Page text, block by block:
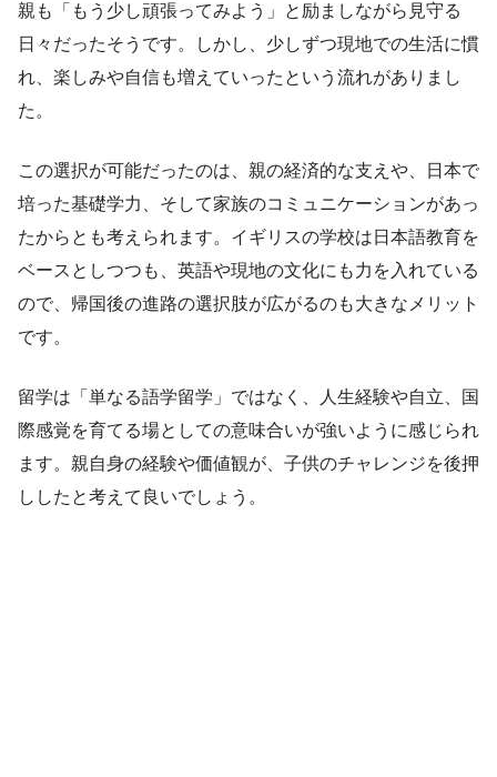
親も「もう少し頑張ってみよう」と励ましながら見守る
日々だったそうです。しかし、少しずつ現地での生活に慣
れ、楽しみや自信も増えていったという流れがありまし
た。
この選択が可能だったのは、親の経済的な支えや、日本で
培った基礎学力、そして家族のコミュニケーションがあっ
たからとも考えられます。イギリスの学校は日本語教育を
ベースとしつつも、英語や現地の文化にも力を入れている
ので、帰国後の進路の選択肢が広がるのも大きなメリット
です。
留学は「単なる語学留学」ではなく、人生経験や自立、国
際感覚を育てる場としての意味合いが強いように感じられ
ます。親自身の経験や価値観が、子供のチャレンジを後押
ししたと考えて良いでしょう。